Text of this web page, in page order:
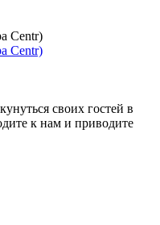
Centr)
Centr)
своих гостей в
к нам и приводите